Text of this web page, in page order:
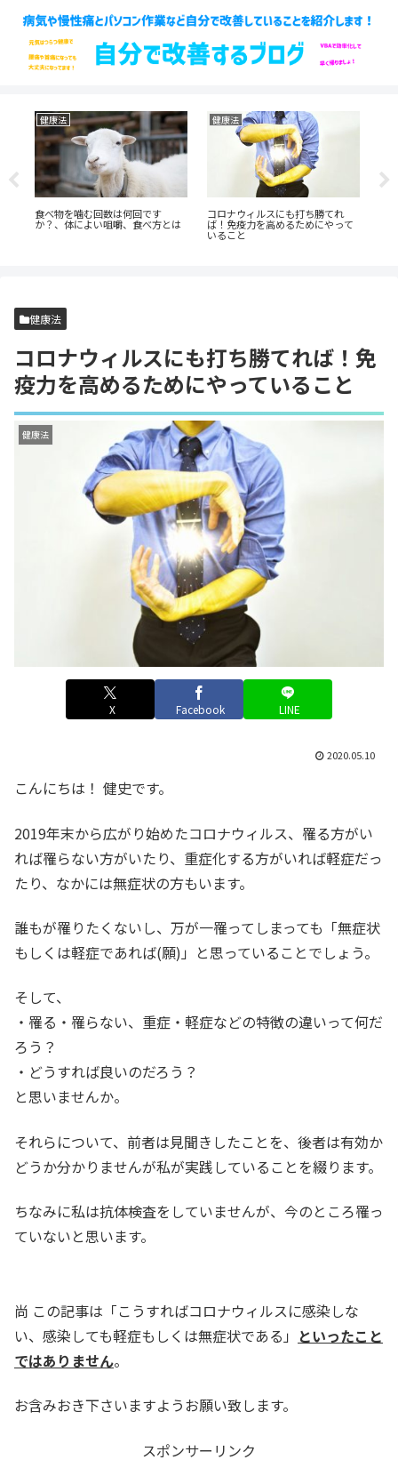
健康法
食べ物を噛む回数は何回です
か？、体によい咀嚼、食べ方とは
健康法
コロナウィルスにも打ち勝てれ
ば！免疫力を高めるためにやって
いること
健康法
コロナウィルスにも打ち勝てれば！免
疫力を高めるためにやっていること
健康法
X Facebook LINE
2020.05.10
こんにちは！ 健史です。
2019年末から広がり始めたコロナウィルス、罹る方がい
れば罹らない方がいたり、重症化する方がいれば軽症だっ
たり、なかには無症状の方もいます。
誰もが罹りたくないし、万が一罹ってしまっても「無症状
もしくは軽症であれば(願)」と思っていることでしょう。
そして、
・罹る・罹らない、重症・軽症などの特徴の違いって何だ
ろう？
・どうすれば良いのだろう？
と思いませんか。
それらについて、前者は見聞きしたことを、後者は有効か
どうか分かりませんが私が実践していることを綴ります。
ちなみに私は抗体検査をしていませんが、今のところ罹っ
ていないと思います。
尚 この記事は「こうすればコロナウィルスに感染しな
い、感染しても軽症もしくは無症状である」 といったこと
ではありません。
お含みおき下さいますようお願い致します。
スポンサーリンク